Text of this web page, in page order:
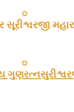
સૂરીશ્વરજી